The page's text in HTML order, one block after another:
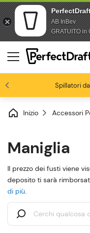
AB InBev
GRATUITO in
Spillatori
-15%
Fino al -
Gli appassionati
Inizio Accessori
Maniglia
Il prezzo dei fusti viene
deposito ti sarà
di più.